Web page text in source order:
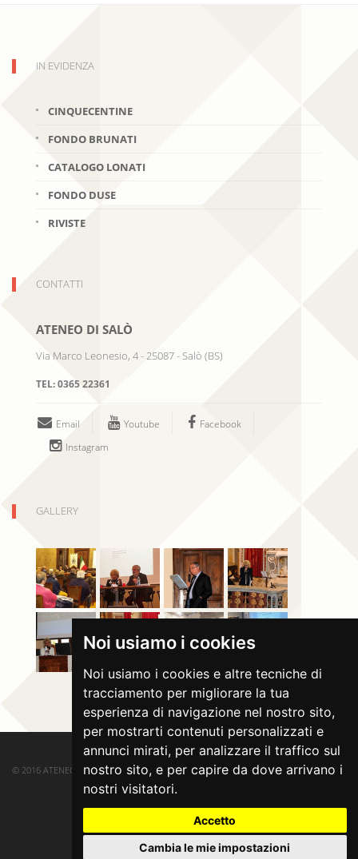
Noi usiamo i cookies
Noi usiamo i cookies e altre tecniche di
tracciamento per migliorare la tua
esperienza di navigazione nel nostro sito,
per mostrarti contenuti personalizzati e
annunci mirati, per analizzare il traffico sul
nostro sito, e per capire da dove arrivano i
nostri visitatori.
Accetto
Cambia le mie impostazioni
IN EVIDENZA
CINQUECENTINE
FONDO BRUNATI
CATALOGO LONATI
FONDO DUSE
RIVISTE
CONTATTI
ATENEO DI SALÒ
Via Marco Leonesio, 4- 25087- Salò (BS)
TEL:0365 22361
Email Youtube
Facebook
Instagram
GALLERY
© 2016 ATENEO DI SALÒ. ALL RIGHTS RESERVED.